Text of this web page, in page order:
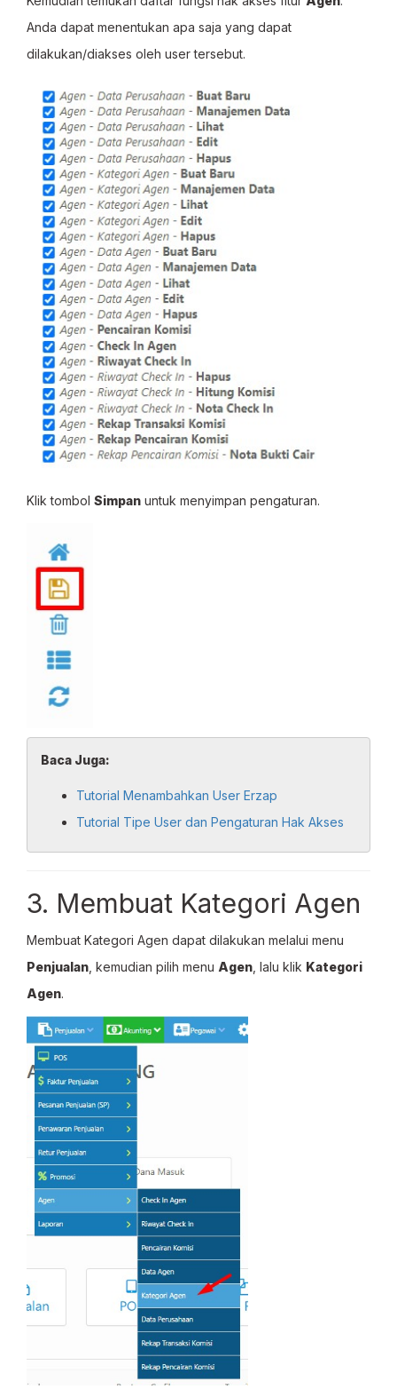
Anda dapat menentukan apa saja yang dapat
dilakukan/diakses oleh user tersebut.
Klik tombol Simpan untuk menyimpan pengaturan.
Baca Juga:
Tutorial Menambahkan User Erzap
Tutorial Tipe User dan Pengaturan Hak Akses
3. Membuat Kategori Agen
Membuat Kategori Agen dapat dilakukan melalui menu
Penjualan , kemudian pilih menu Agen , lalu klik Kategori
Agen.